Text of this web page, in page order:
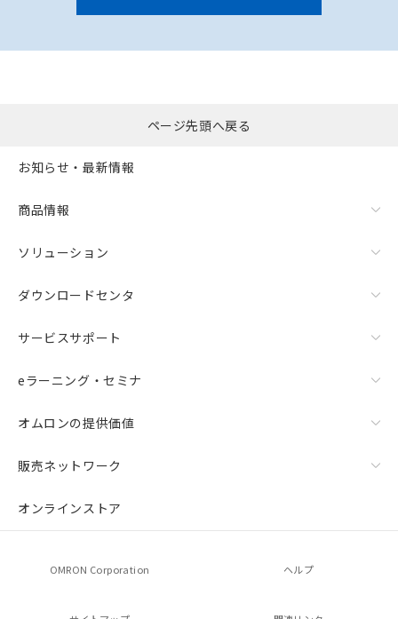
ページ先頭へ戻る
お知らせ・最新情報
商品情報
ソリューション
ダウンロードセンタ
サービスサポート
eラーニング・セミナ
オムロンの提供価値
販売ネットワーク
オンラインストア
OMRON Corporation ヘルプ